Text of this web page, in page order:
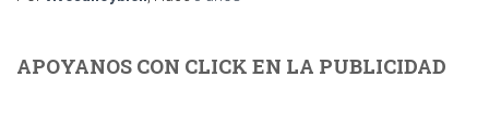
APOYANOS CON CLICK EN LA PUBLICIDAD